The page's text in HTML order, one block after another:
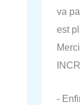
va
est
-